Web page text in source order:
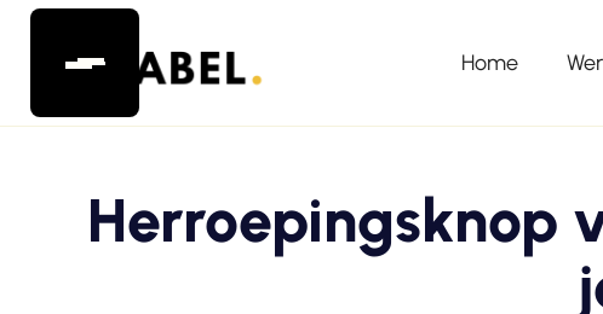
Home
Herroepingsknop